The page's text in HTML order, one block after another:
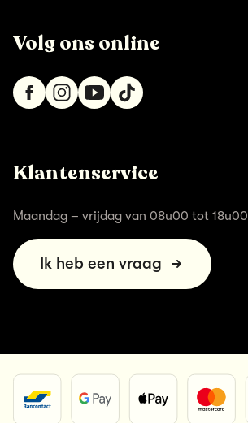
Volg ons online
Klantenservice
Maandag – vrijdag van 08u00 tot 18u00
Ik heb een vraag